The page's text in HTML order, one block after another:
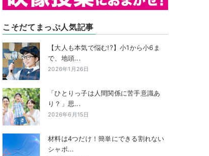
こそだてまっぷ人気記事
【大人も本気で悩む!?】小1から小6ま
で、地頭...
2026年1月26日
「ひとりっ子は人間関係に苦手意識あ
り？」思...
2026年6月15日
材料は4つだけ！簡単にできる割れない
シャボ...